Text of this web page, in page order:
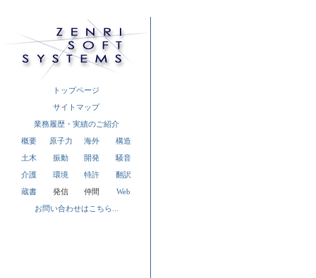
トップページ
サイトマップ
業務履歴・実績のご紹介
概要 原子力 海外 構造
土木 振動 開発 騒音
介護 環境 特許 翻訳
蔵書 発信 仲間 Web
お問い合わせはこちら...